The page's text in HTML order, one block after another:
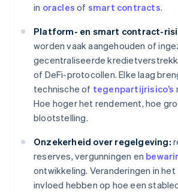
in oracles of smart contracts.
Platform- en smart contract-
worden vaak aangehouden of
gecentraliseerde
of DeFi-protocollen. Elke laag
technische of tegenpartijrisico’s
Hoe hoger het rendement, hoe
blootstelling.
Onzekerheid over regelgeving:
reserves, vergunningen en
ontwikkeling. Veranderingen in
invloed hebben op hoe een